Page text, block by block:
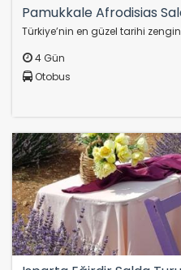
4 Gün
Otobus